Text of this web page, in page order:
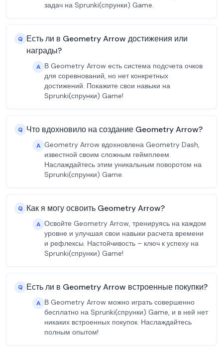
задач на Sprunki(спрунки) Game.
Q Есть ли в Geometry Arrow достижения или
награды?
A В Geometry Arrow есть система подсчета очков
для соревнований, но нет конкретных
достижений. Покажите свои навыки на
Sprunki(спрунки) Game!
Q Что вдохновило на создание Geometry Arrow?
A Geometry Arrow вдохновлена Geometry Dash,
известной своим сложным геймплеем.
Наслаждайтесь этим уникальным поворотом на
Sprunki(спрунки) Game.
Q Как я могу освоить Geometry Arrow?
A Освойте Geometry Arrow, тренируясь на каждом
уровне и улучшая свои навыки расчета времени
и рефлексы. Настойчивость – ключ к успеху на
Sprunki(спрунки) Game!
Q Есть ли в Geometry Arrow встроенные покупки?
A В Geometry Arrow можно играть совершенно
бесплатно на Sprunki(спрунки) Game, и в ней нет
никаких встроенных покупок. Наслаждайтесь
полным опытом!